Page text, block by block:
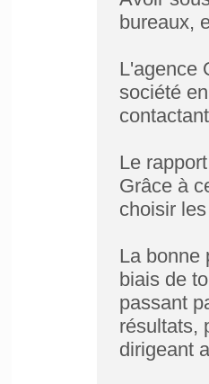
bureaux,
L'agence
société
Le
Grâce à
choisir
La bonne
biais de
passant
résultats,
dirigeant